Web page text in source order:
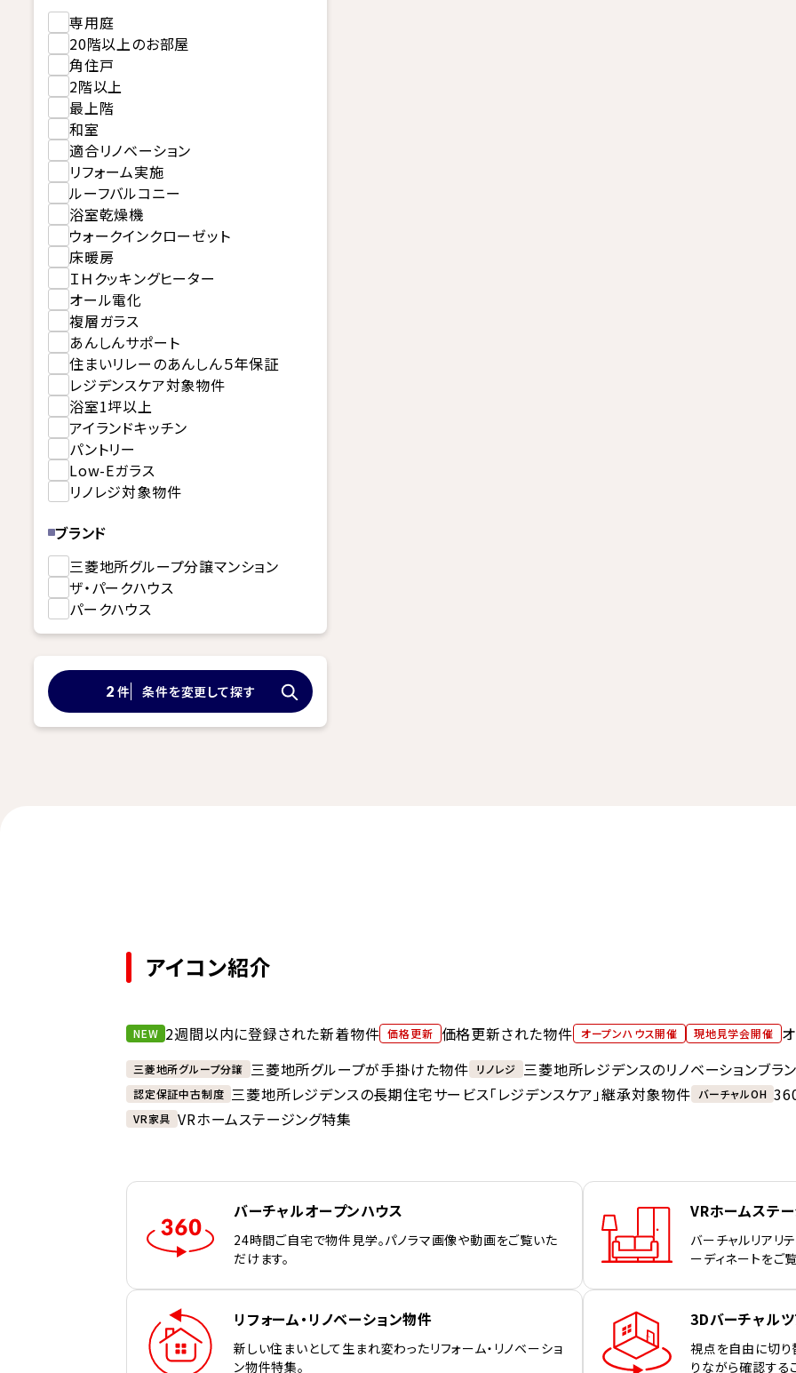
専用庭
20階以上のお部屋
角住戸
2階以上
最上階
和室
適合リノベーション
リフォーム実施
ルーフバルコニー
浴室乾燥機
ウォークインクローゼット
床暖房
ＩＨクッキングヒーター
オール電化
複層ガラス
あんしんサポート
住まいリレーのあんしん５年保証
レジデンスケア対象物件
浴室1坪以上
アイランドキッチン
パントリー
Low-Eガラス
リノレジ対象物件
ブランド
三菱地所グループ分譲マンション
ザ・パークハウス
パークハウス
2 件 条件を変更して探す
アイコン紹介
NEW 2週間以内に登録された新着物件 価格更新 価格更新された物件 オープンハウス開催 現地見学会開催
三菱地所グループ分譲 三菱地所グループが手掛けた物件 リノレジ 三菱地所レジデンスのリノベーションブラ
認定保証中古制度 三菱地所レジデンスの長期住宅サービス「レジデンスケア」継承対象物件 バーチャルOH
VR家具 VRホームステージング特集
バーチャルオープンハウス
24時間ご自宅で物件見学。パノラマ画像や動画をご覧いた
だけます。
VRホームステ
バーチャルリアリ
ーディネートをご
リフォーム・リノベーション物件
新しい住まいとして生まれ変わったリフォーム・リノベーショ
ン物件特集。
3Dバーチャル
視点を自由に切り
りながら確認する